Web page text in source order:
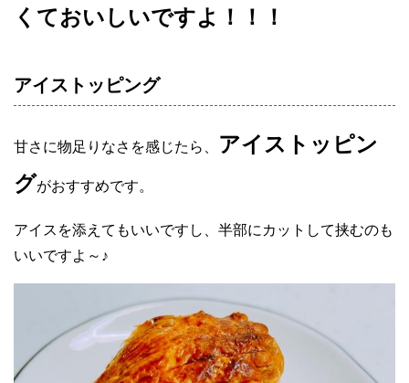
くておいしいですよ！！！
アイストッピング
甘さに物足りなさを感じたら、
アイストッピン
グがおすすめです。
アイスを添えてもいいですし、半部にカットして挟むのも
いいですよ～♪